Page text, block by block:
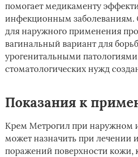
помогает медикаменту
инфекционным заболеваниям.
для наружного применения
вагинальный вариант для
урогенитальными
стоматологических нужд
Показания к
Крем Метрогил при наружном
может назначить при лечении
поражений поверхности кожи,